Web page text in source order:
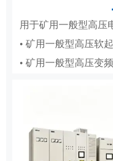
用于矿用一般型高压
• 矿用一般型高压软
• 矿用一般型高压变
用于高低压电机的变
• 辅助控制系统